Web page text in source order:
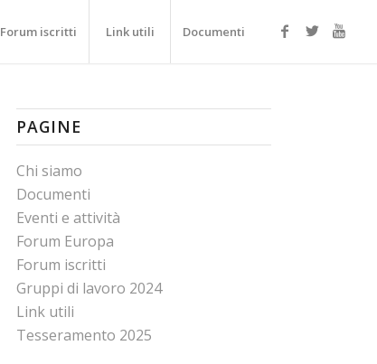
Forum iscritti Link utili Documenti
PAGINE
Chi siamo
Documenti
Eventi e attività
Forum Europa
Forum iscritti
Gruppi di lavoro 2024
Link utili
Tesseramento 2025